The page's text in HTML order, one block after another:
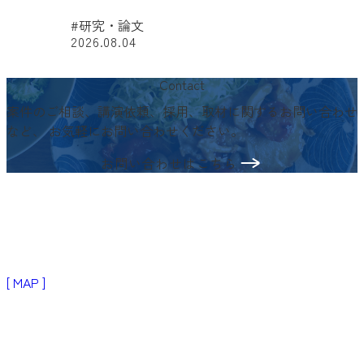
#研究・論文
2026.08.04
Contact
案件のご相談、講演依頼、採用、取材に関するお問い合わせ
など、お気軽にお問い合わせください。
お問い合わせはこちら
[ MAP ]